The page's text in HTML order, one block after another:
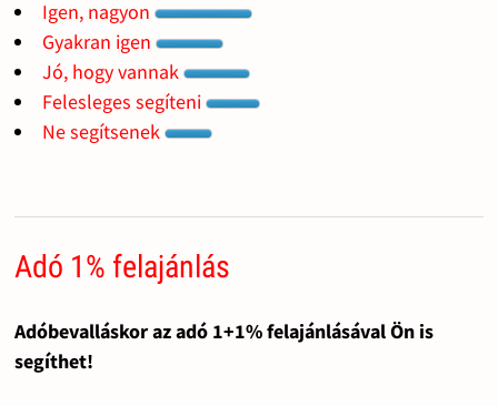
Igen, nagyon
Gyakran igen
Jó, hogy vannak
Felesleges segíteni
Ne segítsenek
Adó 1% felajánlás
Adóbevalláskor az adó 1+1% felajánlásával Ön is
segíthet!